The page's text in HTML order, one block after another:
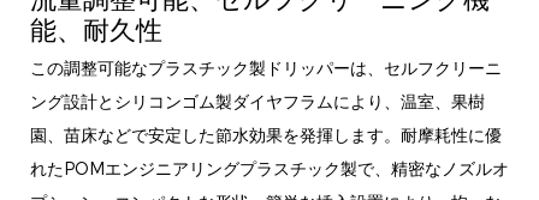
能、耐久性
この調整可能なプラスチック製ドリッパーは、セルフクリーニ
ング設計とシリコンゴム製ダイヤフラムにより、温室、果樹
園、苗床などで安定した節水効果を発揮します。耐摩耗性に優
れたPOMエンジニアリングプラスチック製で、精密なノズルオ